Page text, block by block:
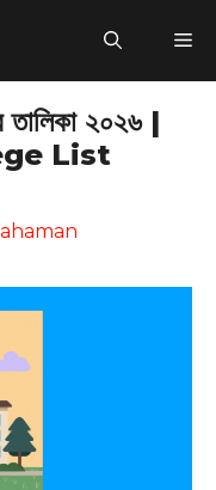
তালিকা ২০২৬ |
List